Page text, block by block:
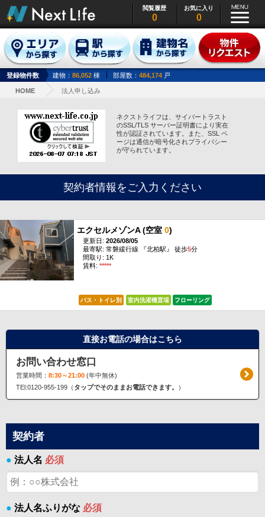
閲覧履歴
0
お気に入り
0
登録物件数 建物： 86,052 棟 部屋数： 484,174 戸
HOME 法人申し込み
ネクストライフは、サイバートラスト
のSSL/TLS サーバー証明書により実在
性が認証されています。また、SSL ペ
ージは通信が暗号化されプライバシー
が守られています。
契約者情報をご入力ください
エクセルメゾンA (空室 0)
更新日: 2026/08/05
最寄駅: 常磐緩行線 『北柏駅』 徒歩5分
間取り: 1K
賃料: *****
バス・トイレ別 室内洗濯機置場 フローリング
直接お電話の場合はこちら
お問い合わせ窓口
営業時間： 8:30～21:00(年中無休)
TEl:0120-955-199（ タップでそのままお電話できます。 ）
契約者
● 法人名 必須
● 法人名ふりがな 必須